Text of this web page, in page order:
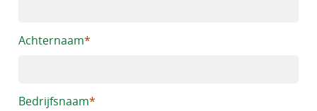
Achternaam
Bedrijfsnaam